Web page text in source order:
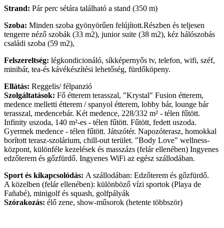
Strand: Pár perc sétára található a stand (350 m)
Szoba: Minden szoba gyönyörűen felújított.Részben és teljesen
tengerre néző szobák (33 m2), junior suite (38 m2), kéz hálószobás
családi szoba (59 m2),
Felszereltség: légkondicionáló, síkképernyős tv, telefon, wifi, széf,
minibár, tea-és kávékészítési lehetőség, fürdőköpeny.
Ellátás: Reggelis/ félpanzió
Szolgáltatások: Fő étterem terasszal, "Krystal" Fusion étterem,
medence melletti étterem / spanyol étterem, lobby bár, lounge bár
terasszal, medencebár. Két medence, 228/332 m² - télen fűtött.
Infinity uszoda, 140 m²-es - télen fűtött. Fűtött, fedett uszoda.
Gyermek medence - télen fűtött. Játszótér. Napozóterasz, homokkal
borított terasz-szolárium, chill-out terület. "Body Love" wellness-
központ, különféle kezelések és masszázs (felár ellenében) Ingyenes
edzőterem és gőzfürdő. Ingyenes WiFi az egész szállodában.
Sport és kikapcsolódás: A szállodában: Edzőterem és gőzfürdő.
A közelben (felár ellenében): különböző vízi sportok (Playa de
Fañabé), minigolf és squash, golfpályák
Szórakozás: élő zene, show-műsorok (hetente többször)